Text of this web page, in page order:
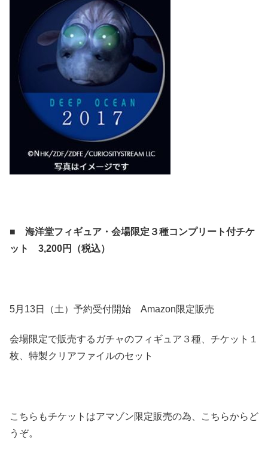
■ 海洋堂フィギュア・会場限定３種コンプリート付チケ
ット 3,200円（税込）
5月13日（土）予約受付開始 Amazon限定販売
会場限定で販売するガチャのフィギュア３種、チケット１
枚、特製クリアファイルのセット
こちらもチケットはアマゾン限定販売の為、こちらからど
うぞ。